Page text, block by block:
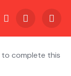
to complete this